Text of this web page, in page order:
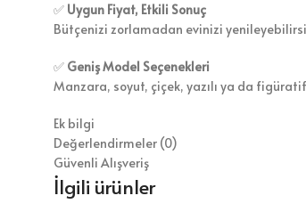
✅ Uygun Fiyat, Etkili Sonuç
Bütçenizi zorlamadan evinizi
✅ Geniş Model Seçenekleri
Manzara, soyut, çiçek, yazılı ya da
Ek bilgi
Değerlendirmeler (0)
Güvenli Alışveriş
İlgili ürünler